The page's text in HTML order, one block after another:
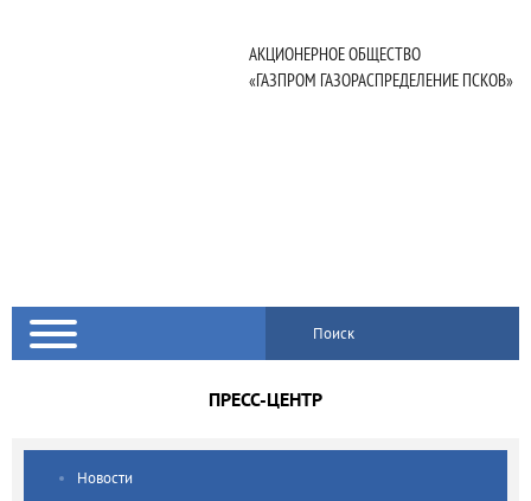
АКЦИОНЕРНОЕ ОБЩЕСТВО
«ГАЗПРОМ ГАЗОРАСПРЕДЕЛЕНИЕ ПСКОВ»
Поиск
ПРЕСС-ЦЕНТР
Новости